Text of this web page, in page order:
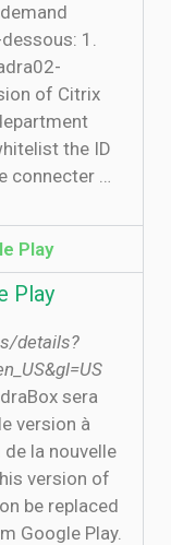
1.
of Citrix
the ID
connecter …
Play
Play
details?
sera
version à
la nouvelle
version of
be replaced
Google Play.